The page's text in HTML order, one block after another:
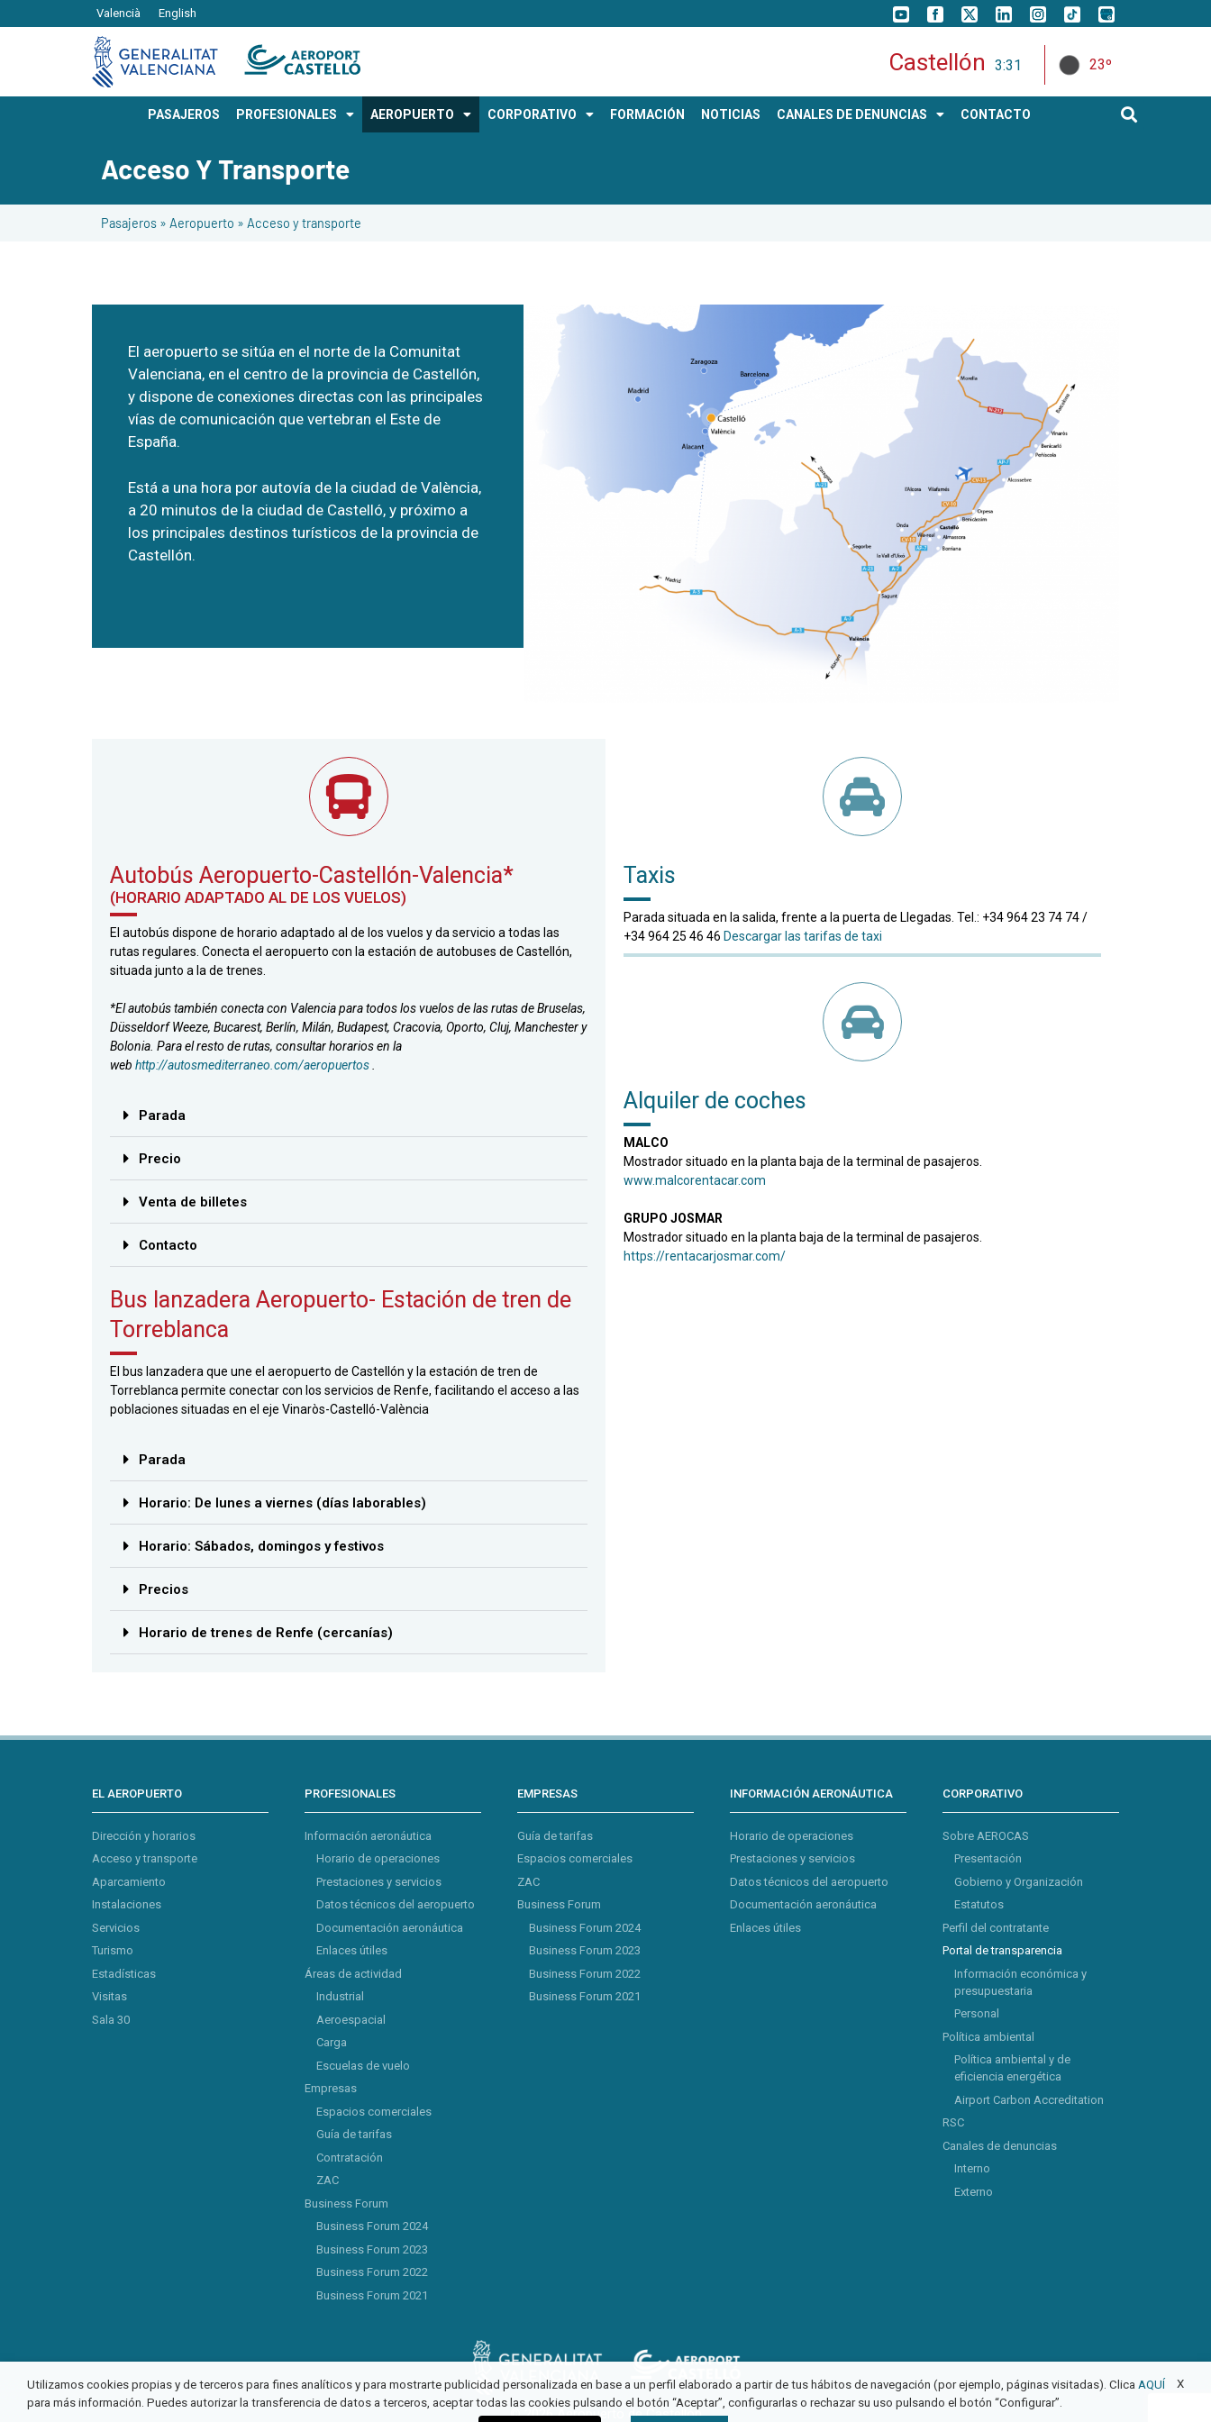
Valencià English
Castellón 3:31 23º
PASAJEROS PROFESIONALES AEROPUERTO CORPORATIVO FORMACIÓN NOTICIAS CANALES DE DENUNCIAS CONTACTO
Acceso Y Transporte
Pasajeros » Aeropuerto » Acceso y transporte
El aeropuerto se sitúa en el norte de la Comunitat
Valenciana, en el centro de la provincia de Castellón,
y dispone de conexiones directas con las principales
vías de comunicación que vertebran el Este de
España.
Está a una hora por autovía de la ciudad de València,
a 20 minutos de la ciudad de Castelló, y próximo a
los principales destinos turísticos de la provincia de
Castellón.
Autobús Aeropuerto-Castellón-Valencia*
(HORARIO ADAPTADO AL DE LOS VUELOS)
El autobús dispone de horario adaptado al de los vuelos y da servicio a todas las
rutas regulares. Conecta el aeropuerto con la estación de autobuses de Castellón,
situada junto a la de trenes.
*El autobús también conecta con Valencia para todos los vuelos de las rutas de Bruselas,
Düsseldorf Weeze, Bucarest, Berlín, Milán, Budapest, Cracovia, Oporto, Cluj, Manchester y
Bolonia. Para el resto de rutas, consultar horarios en la
web http://autosmediterraneo.com/aeropuertos
Parada
Precio
Venta de billetes
Contacto
Bus lanzadera Aeropuerto- Estación de tren de
Torreblanca
El bus lanzadera que une el aeropuerto de Castellón y la estación de tren de
Torreblanca permite conectar con los servicios de Renfe, facilitando el acceso a las
poblaciones situadas en el eje Vinaròs-Castelló-València
Parada
Horario: De lunes a viernes (días laborables)
Horario: Sábados, domingos y festivos
Precios
Horario de trenes de Renfe (cercanías)
Taxis
Parada situada en la salida, frente a la puerta de Llegadas. Tel.: +34 964 23 74 74 /
+34 964 25 46 46 Descargar las tarifas de taxi
Alquiler de coches
MALCO
Mostrador situado en la planta baja de la terminal de pasajeros.
www.malcorentacar.com
GRUPO JOSMAR
Mostrador situado en la planta baja de la terminal de pasajeros.
https://rentacarjosmar.com/
EL AEROPUERTO
Dirección y horarios
Acceso y transporte
Aparcamiento
Instalaciones
Servicios
Turismo
Estadísticas
Visitas
Sala 30
PROFESIONALES
Información aeronáutica
Horario de operaciones
Prestaciones y servicios
Datos técnicos del aeropuerto
Documentación aeronáutica
Enlaces útiles
Áreas de actividad
Industrial
Aeroespacial
Carga
Escuelas de vuelo
Empresas
Espacios comerciales
Guía de tarifas
Contratación
ZAC
Business Forum
Business Forum 2024
Business Forum 2023
Business Forum 2022
Business Forum 2021
EMPRESAS
Guía de tarifas
Espacios comerciales
ZAC
Business Forum
Business Forum 2024
Business Forum 2023
Business Forum 2022
Business Forum 2021
INFORMACIÓN AERONÁUTICA
Horario de operaciones
Prestaciones y servicios
Datos técnicos del aeropuerto
Documentación aeronáutica
Enlaces útiles
CORPORATIVO
Sobre AEROCAS
Presentación
Gobierno y Organización
Estatutos
Perfil del contratante
Portal de transparencia
Información económica y
presupuestaria
Personal
Política ambiental
Política ambiental y de
eficiencia energética
Airport Carbon Accreditation
RSC
Canales de denuncias
Interno
Externo
© 2026 Aeropuerto de Castellón
X
Utilizamos cookies propias y de terceros para fines analíticos y para mostrarte publicidad personalizada en base a un perfil elaborado a partir de tus hábitos de navegación (por ejemplo, páginas visitadas). Clica AQUÍ
para más información. Puedes autorizar la transferencia de datos a terceros, aceptar todas las cookies pulsando el botón “Aceptar”, configurarlas o rechazar su uso pulsando el botón “Configurar”.